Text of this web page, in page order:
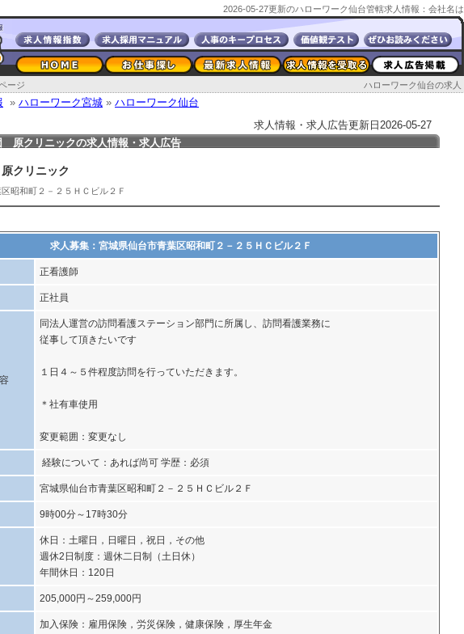
2026-05-27更新のハローワーク仙台管轄求人情報：会社名は
ハローワーク仙台の求人
ージ
» ハローワーク宮城 » ハローワーク仙台
求人情報・求人広告更新日2026-05-27
原クリニックの求人情報・求人広告
クリニック
昭和町２－２５ＨＣビル２Ｆ
求人募集：宮城県仙台市青葉区昭和町２－２５ＨＣビル２Ｆ
正看護師
正社員
同法人運営の訪問看護ステーション部門に所属し、訪問看護業務に
従事して頂きたいです
１日４～５件程度訪問を行っていただきます。
＊社有車使用
変更範囲：変更なし
経験について：あれば尚可 学歴：必須
宮城県仙台市青葉区昭和町２－２５ＨＣビル２Ｆ
9時00分～17時30分
休日：土曜日，日曜日，祝日，その他
週休2日制度：週休二日制（土日休）
年間休日：120日
205,000円～259,000円
加入保険：雇用保険，労災保険，健康保険，厚生年金